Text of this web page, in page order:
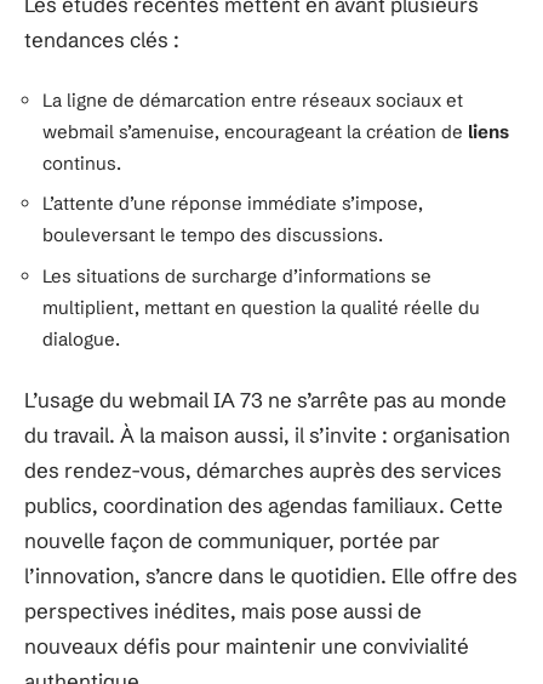
tendances clés :
La ligne de démarcation entre réseaux sociaux et
webmail s’amenuise, encourageant la création de liens
continus.
L’attente d’une réponse immédiate s’impose,
bouleversant le tempo des discussions.
Les situations de surcharge d’informations se
multiplient, mettant en question la qualité réelle du
dialogue.
L’usage du webmail IA 73 ne s’arrête pas au monde
du travail. À la maison aussi, il s’invite : organisation
des rendez-vous, démarches auprès des services
publics, coordination des agendas familiaux. Cette
nouvelle façon de communiquer, portée par
l’innovation, s’ancre dans le quotidien. Elle offre des
perspectives inédites, mais pose aussi de
nouveaux défis pour maintenir une convivialité